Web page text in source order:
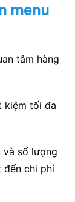
menu
tâm hàng
kiệm tối đa
và số lượng
đến chi phí